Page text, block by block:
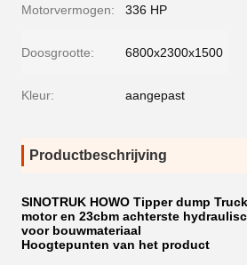
Motorvermogen: 336 HP
Doosgrootte: 6800x2300x1500
Kleur: aangepast
Productbeschrijving
SINOTRUK HOWO Tipper dump
motor en 23cbm achterste
voor bouwmateriaal
Hoogtepunten van het product